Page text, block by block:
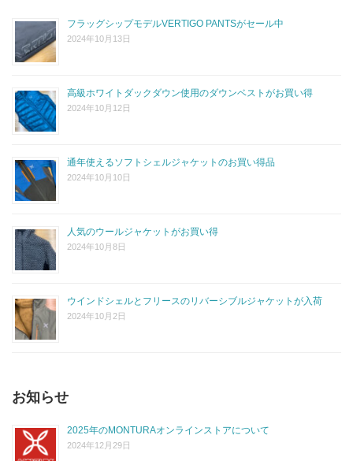
フラッグシップモデルVERTIGO PANTSがセール中
2024年10月13日
高級ホワイトダックダウン使用のダウンベストがお買い得
2024年10月12日
通年使えるソフトシェルジャケットのお買い得品
2024年10月10日
人気のウールジャケットがお買い得
2024年10月8日
ウインドシェルとフリースのリバーシブルジャケットが入荷
2024年10月2日
お知らせ
2025年のMONTURAオンラインストアについて
2024年12月29日